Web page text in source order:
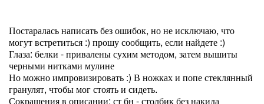
Постаралась написать без ошибок, но не исключаю, что
могут встретиться :) прошу сообщить, если найдете :)
Глаза: белки - привалены сухим методом, затем вышиты
черными нитками мулине
Но можно импровизировать :) В ножках и попе стеклянный
гранулят, чтобы мог стоять и сидеть.
Сокращения в описании: ст бн - столбик без накида